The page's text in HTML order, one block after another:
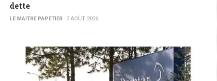
dette
LE MAITRE PAPETIER 3 AOÛT 2026